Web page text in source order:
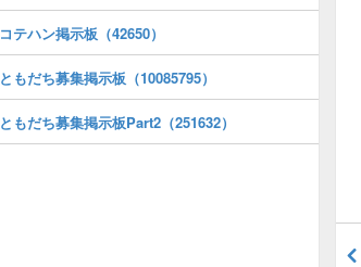
コテハン掲示板（42650）
ともだち募集掲示板（10085795）
ともだち募集掲示板Part2（251632）